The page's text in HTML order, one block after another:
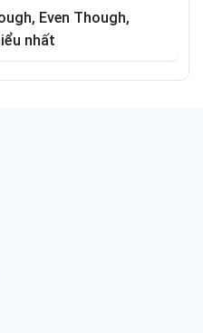
Even Though,
nhất